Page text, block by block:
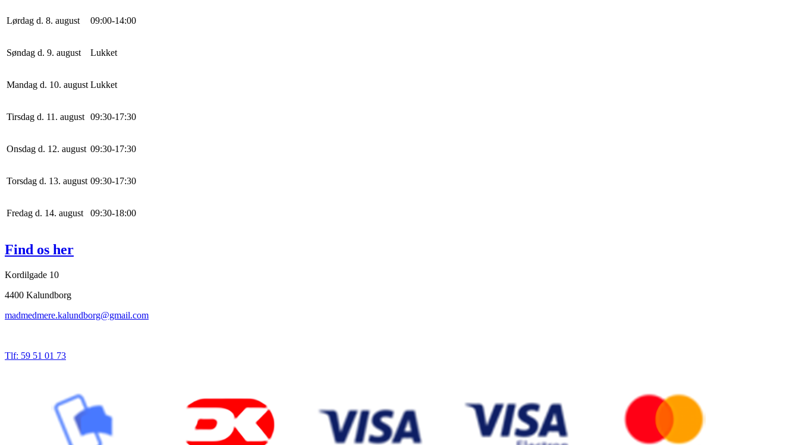
Lørdag d. 8. august 09:00-14:00
Søndag d. 9. august Lukket
Mandag d. 10. august Lukket
Tirsdag d. 11. august 09:30-17:30
Onsdag d. 12. august 09:30-17:30
Torsdag d. 13. august 09:30-17:30
Fredag d. 14. august 09:30-18:00
Find os her
Kordilgade 10
4400 Kalundborg
madmedmere.kalundborg@gmail.com
Tlf: 59 51 01 73